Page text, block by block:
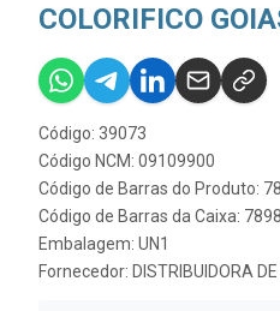
COLORIFICO
Código: 39073
Código NCM: 09109900
Código de Barras do Produto:
Código de Barras da Caixa:
Embalagem: UN1
Fornecedor: DISTRIBUIDORA